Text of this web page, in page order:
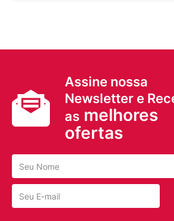
Assine nossa
Newsletter e
as melhores
ofertas